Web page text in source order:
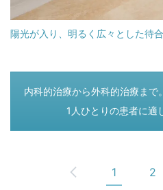
陽光が入り、明るく広々とした待
つぎのペー
内科的治療から外科的治療まで
1人ひとりの患者に適
1 2